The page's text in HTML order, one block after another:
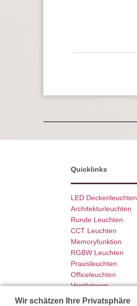
Quicklinks
LED Deckenleuchten
Architekturleuchten
Runde Leuchten
CCT Leuchten
Memoryfunktion
RGBW Leuchten
Praxisleuchten
Officeleuchten
Ventilatoren
SCHÖNER WOHNEN
Wir schätzen Ihre Privatsphäre